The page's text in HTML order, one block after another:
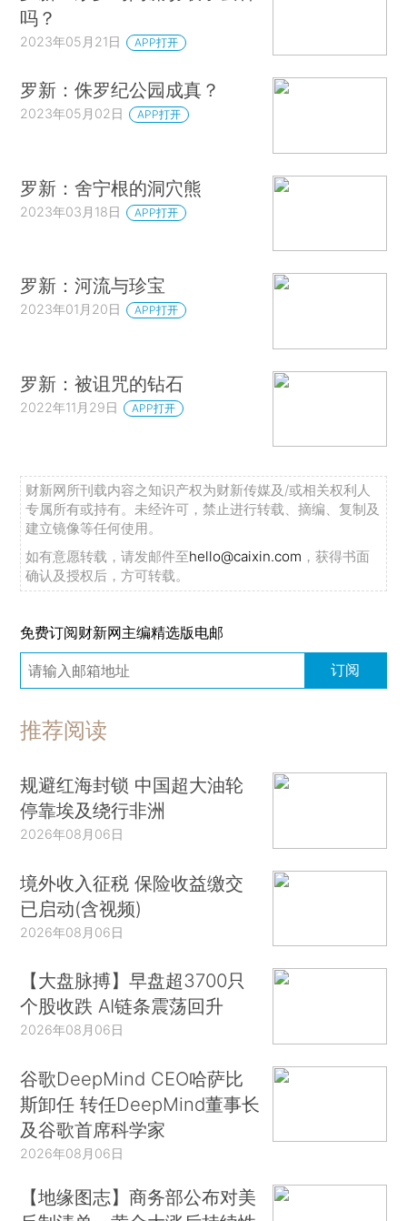
吗？
2023年05月21日 APP打开
罗新：侏罗纪公园成真？
2023年05月02日 APP打开
罗新：舍宁根的洞穴熊
2023年03月18日 APP打开
罗新：河流与珍宝
2023年01月20日 APP打开
罗新：被诅咒的钻石
2022年11月29日 APP打开
财新网所刊载内容之知识产权为财新传媒及/或相关权利人
专属所有或持有。未经许可，禁止进行转载、摘编、复制及
建立镜像等任何使用。
如有意愿转载，请发邮件至hello@caixin.com ，获得书面
确认及授权后，方可转载。
免费订阅财新网主编精选版电邮
订阅
推荐阅读
规避红海封锁 中国超大油轮
停靠埃及绕行非洲
2026年08月06日
境外收入征税 保险收益缴交
已启动(含视频)
2026年08月06日
【大盘脉搏】早盘超3700只
个股收跌 AI链条震荡回升
2026年08月06日
谷歌DeepMind CEO哈萨比
斯卸任 转任DeepMind董事长
及谷歌首席科学家
2026年08月06日
【地缘图志】商务部公布对美